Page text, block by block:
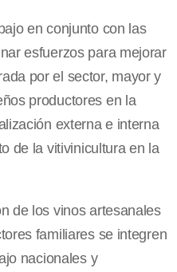
en conjunto con las
esfuerzos para mejorar
por el sector, mayor y
productores en la
externa e interna
de la vitivinicultura en la
de los vinos artesanales
familiares se integren
nacionales y